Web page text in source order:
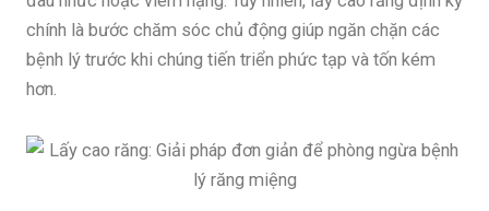
chính là bước chăm sóc chủ động giúp ngăn chặn các
bệnh lý trước khi chúng tiến triển phức tạp và tốn kém
hơn.